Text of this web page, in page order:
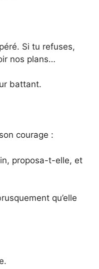
Si tu refuses,
nos plans…
battant.
courage :
proposa-t-elle, et
qu’elle